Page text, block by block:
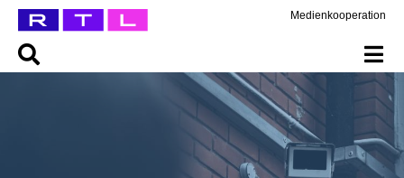
Medienkooperation